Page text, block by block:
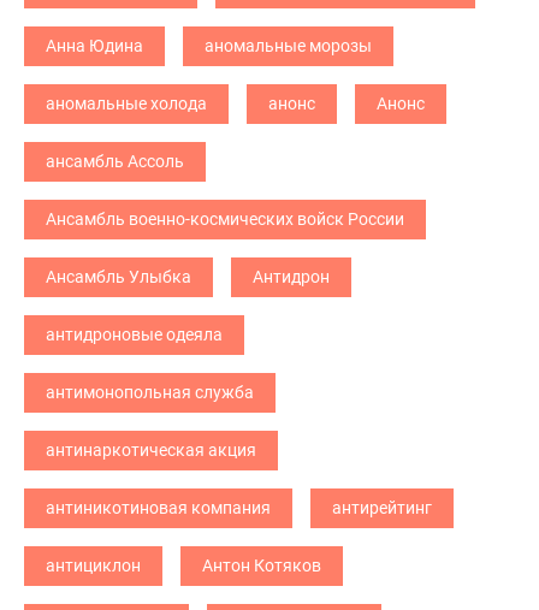
Анна Юдина аномальные морозы
аномальные холода анонс Анонс
ансамбль Ассоль
Ансамбль военно-космических войск России
Ансамбль Улыбка Антидрон
антидроновые одеяла
антимонопольная служба
антинаркотическая акция
антиникотиновая компания антирейтинг
антициклон Антон Котяков